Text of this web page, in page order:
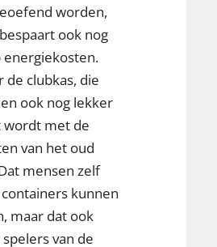
worden,
ook nog
energiekosten.
de clubkas, die
ook nog lekker
wordt met de
van het oud
mensen zelf
kunnen
maar dat ook
van de